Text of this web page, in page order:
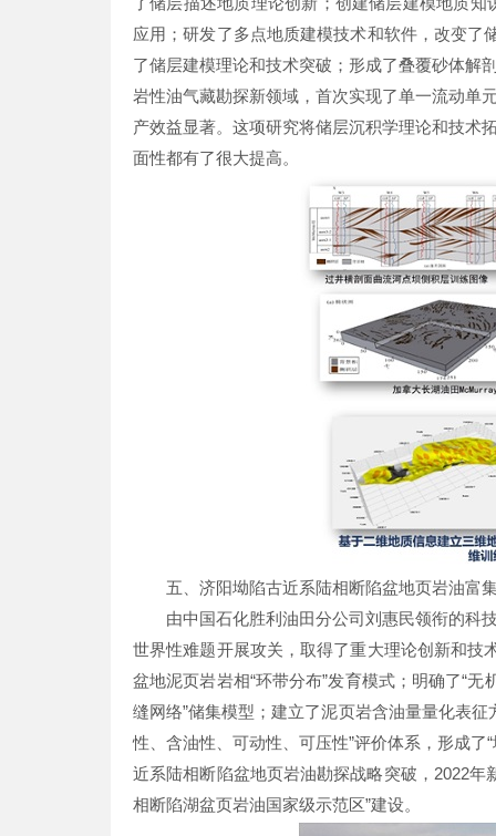
应用；研发了多点地质建模技术和软件，改变了
了储层建模理论和技术突破；形成了叠覆砂体解
岩性油气藏勘探新领域，首次实现了单一流动单
产效益显著。这项研究将储层沉积学理论和技术
面性都有了很大提高。
五、济阳坳陷古近系陆相断陷盆地页岩油富
由中国石化胜利油田分公司刘惠民领衔的科
世界性难题开展攻关，取得了重大理论创新和技
盆地泥页岩岩相“环带分布”发育模式；明确了“
缝网络”储集模型；建立了泥页岩含油量量化表
性、含油性、可动性、可压性”评价体系，形成了
近系陆相断陷盆地页岩油勘探战略突破，2022年
相断陷湖盆页岩油国家级示范区”建设。